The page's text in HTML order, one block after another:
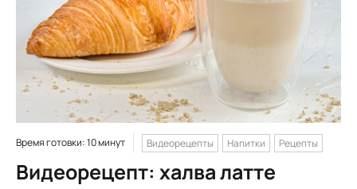
Время готовки: 10 минут Видеорецепты Напитки Рецепты
Видеорецепт: халва латте